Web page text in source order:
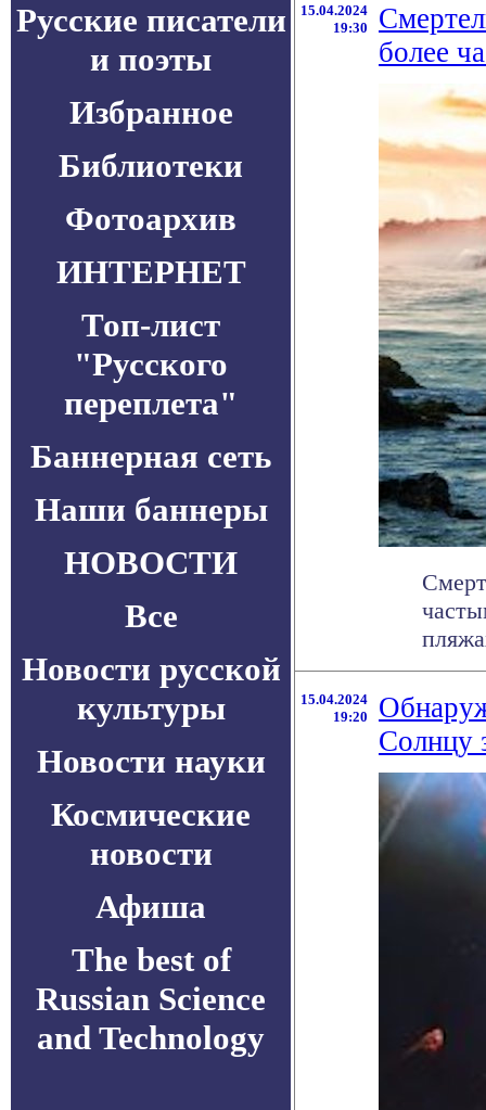
Русские писатели
и поэты
Избранное
Библиотеки
Фотоархив
ИНТЕРНЕТ
Топ-лист
"Русского
переплета"
Баннерная сеть
Наши баннеры
НОВОСТИ
Все
Новости русской
культуры
Новости науки
Космические
новости
Афиша
The best of
Russian Science
and Technology
15.04.2024
19:30
более
15.04.2024
19:20
Солнцу